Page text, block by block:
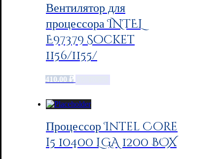
Вентилятор для
процессора INTEL
E97379 Socket
1156/1155/
410.00 ₽
Процессор Intel Core
i5 10400 LGA 1200 BOX